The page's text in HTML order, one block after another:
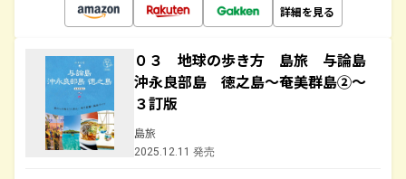
詳細を見る
０３ 地球の歩き方 島旅 与論島
沖永良部島 徳之島～奄美群島②～
３訂版
島旅
2025.12.11 発売